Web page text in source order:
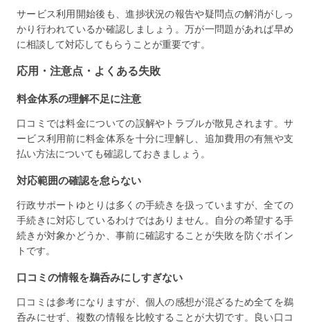
サービス利用開始後も、進捗状況の報告や疑問点の解消がしっ
かり行われているか確認しましょう。万が一問題があれば早め
に相談して対応してもらうことが重要です。
応用・注意点・よくある失敗
料金体系の理解不足に注意
口コミでは料金についての誤解やトラブルが散見されます。サ
ービス利用前に料金体系を十分に理解し、追加費用の有無や支
払い方法についても確認しておきましょう。
対応範囲の確認を怠らない
行政サポートゆとりは多くの手続きを扱っていますが、全ての
手続きに対応しているわけではありません。自分の希望する手
続きが対象かどうか、事前に確認することが失敗を防ぐポイン
トです。
口コミの情報を鵜呑みにしすぎない
口コミは参考になりますが、個人の感想が混ざるため全てを鵜
呑みにせず、複数の情報を比較することが大切です。良い口コ